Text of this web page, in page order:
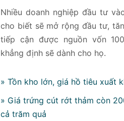
Nhiều doanh nghiệp đầu tư
cho biết sẽ mở rộng đầu tư,
tiếp cận được nguồn vốn
khẳng định sẽ dành cho họ.
» Tồn kho lớn, giá hồ tiêu xuất
» Giá trứng cút rớt thảm còn
cả trăm quả